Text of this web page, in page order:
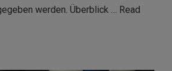
werden. Überblick … Read